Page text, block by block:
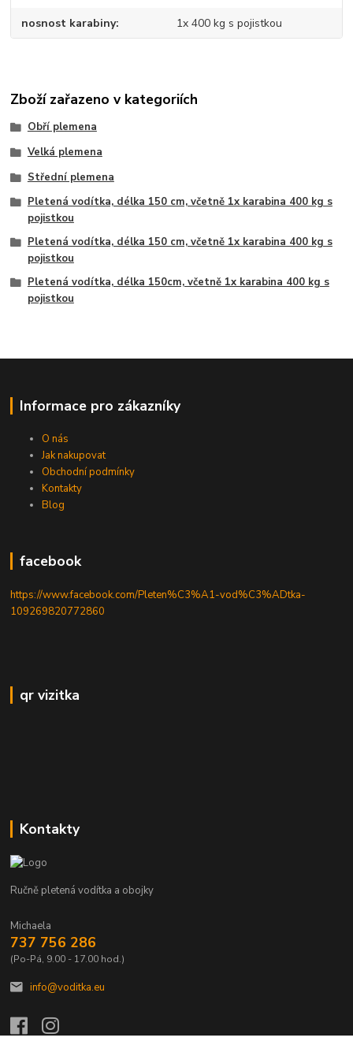
nosnost karabiny 1x 400 kg s pojistkou
Zboží zařazeno v kategoriích
Obří plemena
Velká plemena
Střední plemena
Pletená vodítka, délka 150 cm, včetně 1x karabina 400 kg s
pojistkou
Pletená vodítka, délka 150 cm, včetně 1x karabina 400 kg s
pojistkou
Pletená vodítka, délka 150cm, včetně 1x karabina 400 kg s
pojistkou
Informace pro zákazníky
O nás
Jak nakupovat
Obchodní podmínky
Kontakty
Blog
facebook
https://www.facebook.com/Pleten%C3%A1-vod%C3%ADtka-
109269820772860
qr vizitka
Kontakty
Ručně pletená vodítka a obojky
Michaela
737 756 286
(Po-Pá, 9.00 - 17.00 hod.)
info@voditka.eu